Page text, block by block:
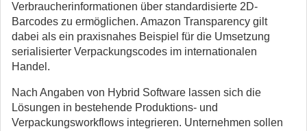
Verbraucherinformationen über standardisierte 2D-
Barcodes zu ermöglichen. Amazon Transparency gilt
dabei als ein praxisnahes Beispiel für die Umsetzung
serialisierter Verpackungscodes im internationalen
Handel.
Nach Angaben von Hybrid Software lassen sich die
Lösungen in bestehende Produktions- und
Verpackungsworkflows integrieren. Unternehmen sollen